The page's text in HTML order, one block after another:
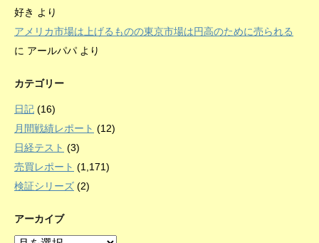
好き より
アメリカ市場は上げるものの東京市場は円高のために売られる
に アールパパ より
カテゴリー
日記 (16)
月間戦績レポート (12)
日経テスト (3)
売買レポート (1,171)
検証シリーズ (2)
アーカイブ